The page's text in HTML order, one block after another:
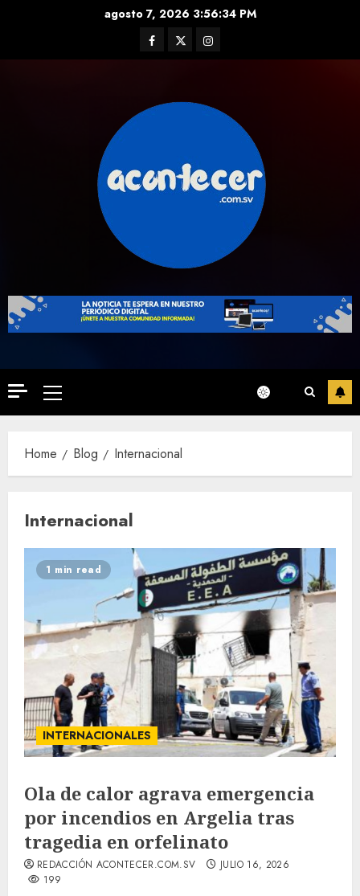
agosto 7, 2026 3:56:35 PM
Facebook
TwitterInstagram
Primary
Menu
Home Blog Internacional
Internacional
1 min read
INTERNACIONALES
Ola de calor agrava emergencia
por incendios en Argelia tras
tragedia en orfelinato
REDACCIÓN ACONTECER.COM.SV
JULIO 16, 2026
199